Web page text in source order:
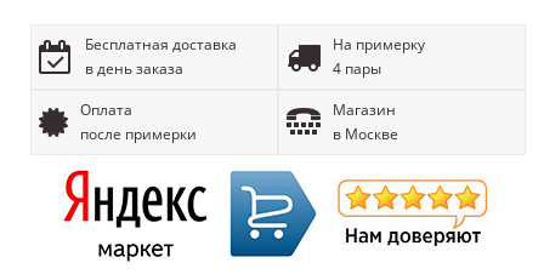
Бесплатная доставка
в день заказа
На примерку
4 пары
Оплата
после примерки
Магазин
в Москве